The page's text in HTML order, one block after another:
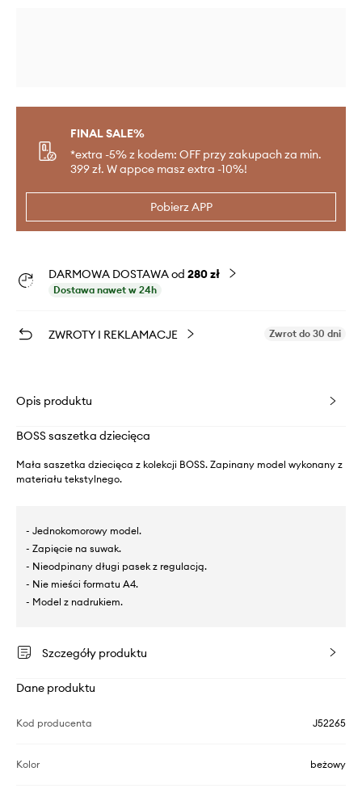
FINAL SALE%
*extra -5% z kodem: OFF przy zakupach za min.
399 zł. W appce masz extra -10%!
Pobierz APP
DARMOWA DOSTAWA od 280 zł
Dostawa nawet w 24h
ZWROTY I REKLAMACJE Zwrot do 30 dni
Opis produktu
BOSS saszetka dziecięca
Mała saszetka dziecięca z kolekcji BOSS. Zapinany model wykonany z
materiału tekstylnego.
- Jednokomorowy model.
- Zapięcie na suwak.
- Nieodpinany długi pasek z regulacją.
- Nie mieści formatu A4.
- Model z nadrukiem.
Szczegóły produktu
Dane produktu
Kod producenta J52265
Kolor beżowy